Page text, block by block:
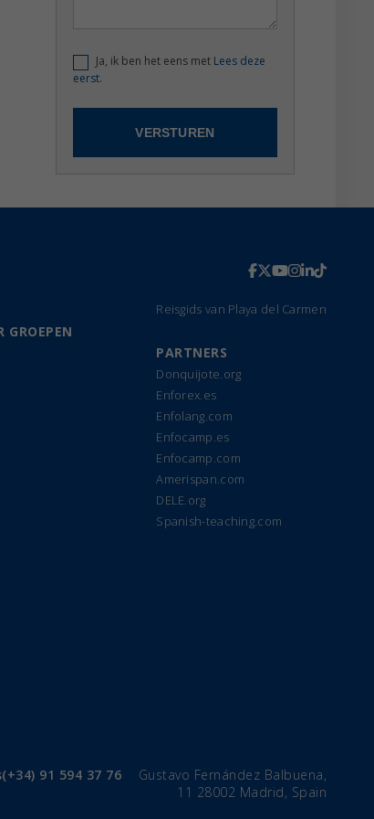
Ja, ik ben het eens met Lees deze
eerst.
GROEPEN
Reisgids van Playa del Carmen
PARTNERS
Donquijote.org
Enforex.es
Enfolang.com
Enfocamp.es
Enfocamp.com
Amerispan.com
DELE.org
Spanish-teaching.com
(+34) 91 594 37 76
Gustavo Fernández Balbuena,
11 28002 Madrid, Spain